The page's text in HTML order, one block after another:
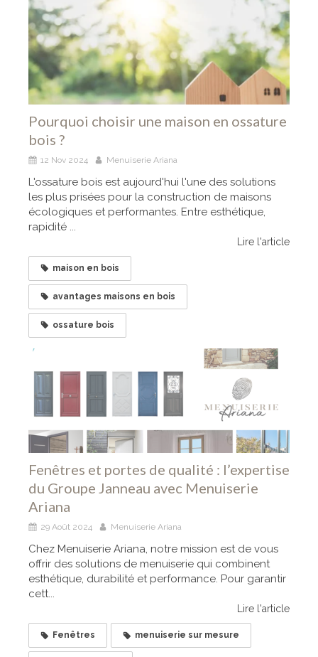
Pourquoi choisir une maison en ossature
bois ?
12 Nov 2024 Menuiserie Ariana
L'ossature bois est aujourd'hui l'une des solutions
les plus prisées pour la construction de maisons
écologiques et performantes. Entre esthétique,
rapidité ...
Lire l'article
maison en bois
avantages maisons en bois
ossature bois
Fenêtres et portes de qualité : l’expertise
du Groupe Janneau avec Menuiserie
Ariana
29 Août 2024 Menuiserie Ariana
Chez Menuiserie Ariana, notre mission est de vous
offrir des solutions de menuiserie qui combinent
esthétique, durabilité et performance. Pour garantir
cett...
Lire l'article
Fenêtres menuiserie sur mesure